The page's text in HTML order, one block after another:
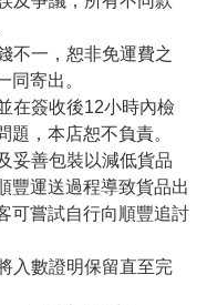
一，恕非免運費之
同寄出。
簽收後12小時內檢
，本店恕不負責。
善包裝以減低貨品
豐運送過程導致貨品出
可嘗試自行向順豐追討
數證明保留直至完